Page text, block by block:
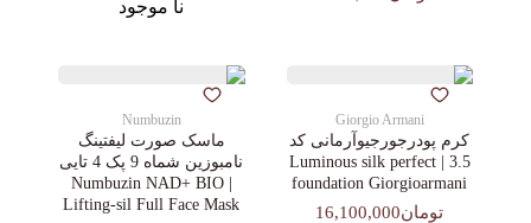
نا موجود
Giorgio Armani
کرم پودرجورجیوآرمانی کد
3.5 | Luminous silk perfect
foundation Giorgioarmani
تومان16,100,000
Numbuzin
ماسک صورت لیفتینگ
نامبوزین شماه 9 پک 4 تایی
| Numbuzin NAD+ BIO
Lifting-sil Full Face Mask